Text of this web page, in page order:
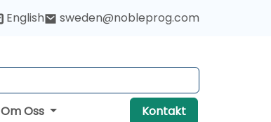
English sweden@nobleprog.com
Om Oss Kontakt